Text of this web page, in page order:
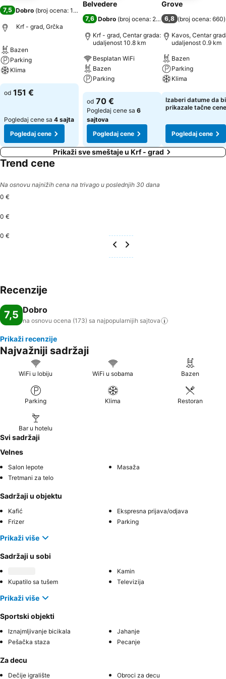
7,5 Dobro (broj ocena: 173
Krf - grad, Grčka
Bazen
Parking
Klima
Pogledaj cene
od 151 €
Pogledaj cene sa 4 sajta
Pogledaj cene
Belvedere
7,6 Dobro (broj ocena: 2.247)
Krf - grad, Centar grada:
udaljenost 10.8 km
Besplatan WiFi
Bazen
Parking
Pogledaj cene
od 70 €
Pogledaj cene sa 6
sajtova
Pogledaj cene
Grove
6,8 (broj ocena: 660)
Kavos, Centar
udaljenost 0.9 km
Bazen
Parking
Klima
Pogledaj cene
Izaberi datume da
prikazale tačne cene
Pogledaj cene
Prikaži sve smeštaje u Krf - grad
Trend cene
Na osnovu najnižih cena na trivago u poslednjih 30 dana
0 €
0 €
0 €
Recenzije
7,5 Dobro
na osnovu ocena (173) sa najpopularnijih sajtova
Prikaži recenzije
Najvažniji sadržaji
WiFi u lobiju WiFi u sobama Bazen
Parking Klima Restoran
Bar u hotelu
Svi sadržaji
Velnes
Salon lepote
Masaža
Tretmani za telo
Sadržaji u objektu
Kafić
Ekspresna prijava/odjava
Frizer
Parking
Prikaži više
Sadržaji u sobi
Kamin
Kupatilo sa tušem
Televizija
Prikaži više
Sportski objekti
Iznajmljivanje bicikala
Jahanje
Pešačka staza
Pecanje
Za decu
Dečije igralište Obroci za decu